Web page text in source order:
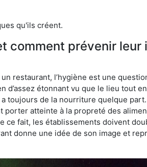
qu'ils créent.
comment prévenir leur
restaurant, l’hygiène est une
d’assez étonnant vu que le lieu tout
toujours de la nourriture quelque part.
atteinte à la propreté des
ce fait, les établissements doivent
donne une idée de son image et